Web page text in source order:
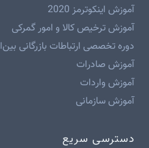
آموزش اینکوترمز 2020
آموزش ترخیص کالا و امور گمرکی
دوره تخصصی ارتباطات بازرگانی
آموزش صادرات
آموزش واردات
آموزش سازمانی
دسترسی سریع